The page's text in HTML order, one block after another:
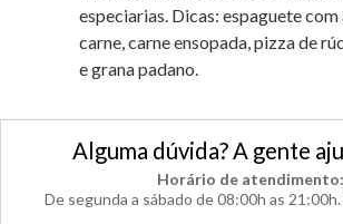
especiarias. Dicas: espaguete
carne, carne ensopada, pizza de
e grana padano.
Alguma dúvida? A gente
Horário de atendimento:
De segunda a sábado de 08:00h as